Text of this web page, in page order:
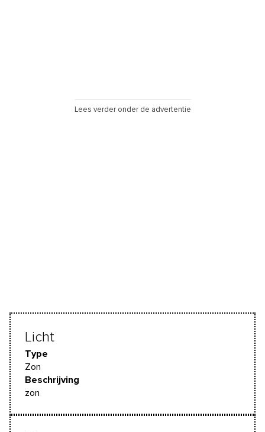
Lees verder onder de advertentie
Licht
Type
Zon
Beschrijving
zon